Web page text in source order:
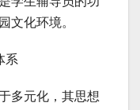
文化环境。
系
元化，其思想